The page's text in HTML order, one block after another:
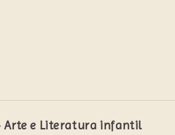
Arte e Literatura infantil